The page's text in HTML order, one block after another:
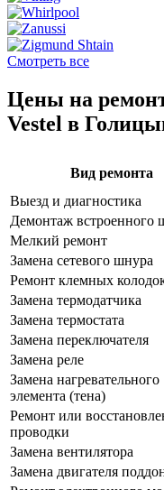
Смотреть все
Цены на
Vestel в
Вид ремонта
Выезд и диагностика
Демонтаж встроенного
Мелкий ремонт
Замена сетевого шнура
Ремонт клемных
Замена термодатчика
Замена термостата
Замена переключателя
Замена реле
Замена нагревательного
элемента (тена)
Ремонт или
проводки
Замена вентилятора
Замена двигателя